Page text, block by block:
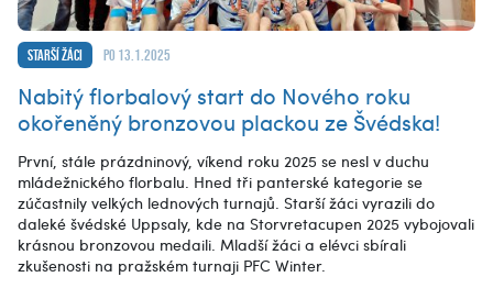
Starší žáci po 13.1.2025
Nabitý florbalový start do Nového roku
okořeněný bronzovou plackou ze Švédska!
První, stále prázdninový, víkend roku 2025 se nesl v duchu
mládežnického florbalu. Hned tři panterské kategorie se
zúčastnily velkých lednových turnajů. Starší žáci vyrazili do
daleké švédské Uppsaly, kde na Storvretacupen 2025 vybojovali
krásnou bronzovou medaili. Mladší žáci a elévci sbírali
zkušenosti na pražském turnaji PFC Winter.